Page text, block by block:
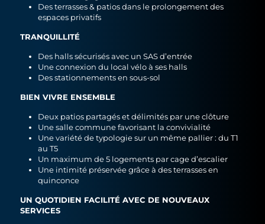
Des terrasses & patios dans le prolongement des
espaces privatifs
TRANQUILLITÉ
Des halls sécurisés avec un SAS d’entrée
Une connexion du local vélo à ses halls
Des stationnements en sous-sol
BIEN VIVRE ENSEMBLE
Deux patios partagés et délimités par une clôture
Une salle commune favorisant la convivialité
Une variété de typologie sur un même pallier : du T1
au T5
Un maximum de 5 logements par cage d’escalier
Une intimité préservée grâce à des terrasses en
quinconce
UN QUOTIDIEN FACILITÉ AVEC DE NOUVEAUX
SERVICES